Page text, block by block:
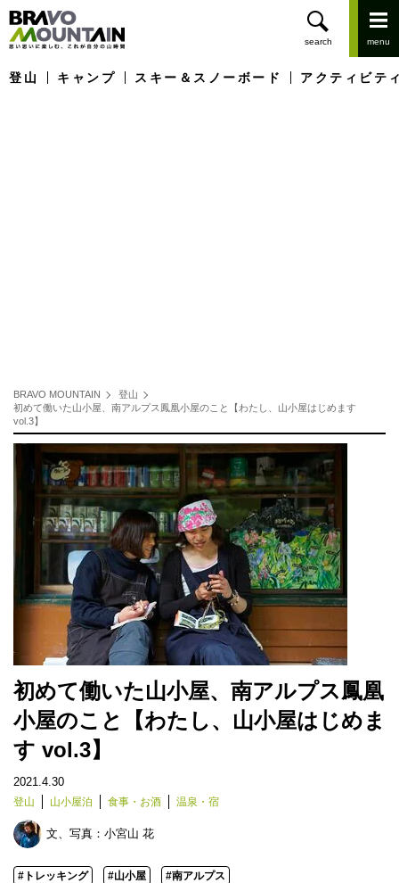
登山 キャンプ スキー＆スノーボード アクティビテ
BRAVO MOUNTAIN
登山
初めて働いた山小屋、南アルプス鳳凰小屋のこと【わたし、山小屋はじめます
vol.3】
初めて働いた山小屋、南アルプス鳳凰
小屋のこと【わたし、山小屋はじめま
す vol.3】
2021.4.30
登山 山小屋泊 食事・お酒 温泉・宿
文、写真： 小宮山 花
#トレッキング #山小屋 #南アルプス